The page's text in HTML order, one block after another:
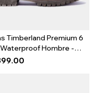
Timberland Premium 6
Hombre -